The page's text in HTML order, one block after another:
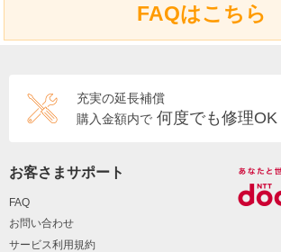
FAQはこちら
充実の延長補償
購入金額内で 何度でも修理OK
お客さまサポート
FAQ
お問い合わせ
サービス利用規約